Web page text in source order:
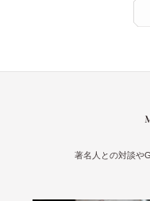
著名人との対談や